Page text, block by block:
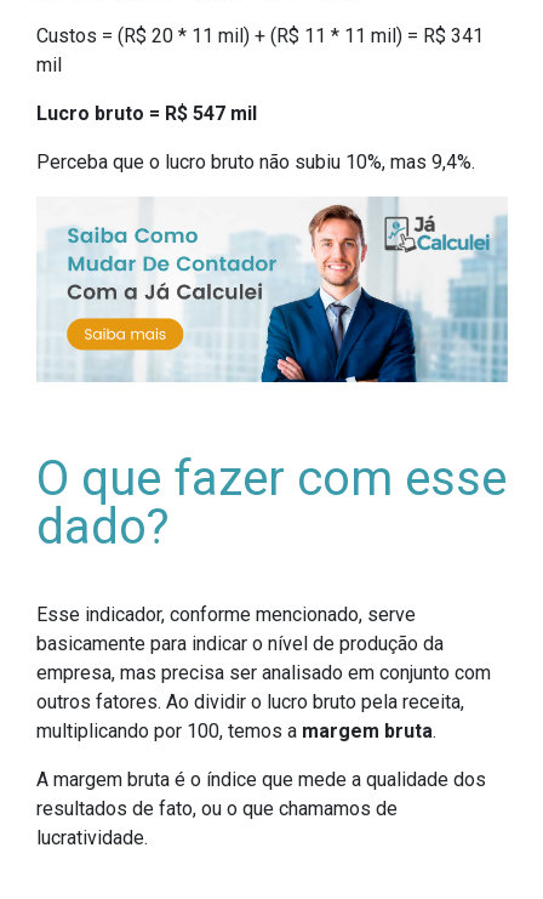
Custos = (R$ 20 * 11 mil) + (R$ 11 * 11 mil) = R$ 341
mil
Lucro bruto = R$ 547 mil
Perceba que o lucro bruto não subiu 10%, mas 9,4%.
O que fazer com esse
dado?
Esse indicador, conforme mencionado, serve
basicamente para indicar o nível de produção da
empresa, mas precisa ser analisado em conjunto com
outros fatores. Ao dividir o lucro bruto pela receita,
multiplicando por 100, temos a margem bruta.
A margem bruta é o índice que mede a qualidade dos
resultados de fato, ou o que chamamos de
lucratividade.